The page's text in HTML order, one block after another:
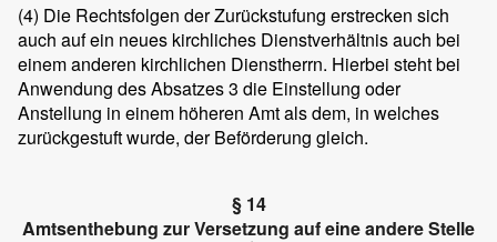
(4) Die Rechtsfolgen der Zurückstufung erstrecken sich
auch auf ein neues kirchliches Dienstverhältnis auch bei
einem anderen kirchlichen Dienstherrn. Hierbei steht bei
Anwendung des Absatzes 3 die Einstellung oder
Anstellung in einem höheren Amt als dem, in welches
zurückgestuft wurde, der Beförderung gleich.
§ 14
Amtsenthebung zur Versetzung auf eine andere Stelle